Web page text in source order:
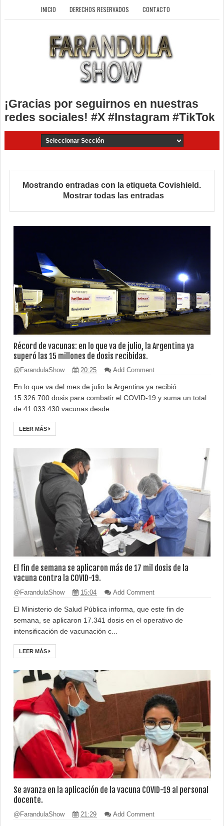
INICIO DERECHOS RESERVADOS CONTACTO
¡Gracias por seguirnos en nuestras
redes sociales! #X #Instagram #TikTok
Mostrando entradas con la etiquetaCovishield .
Mostrar todas las entradas
Récord de vacunas: en lo que va de julio, la Argentina ya
superó las 15 millones de dosis recibidas.
@FarandulaShow 20:25 Add Comment
En lo que va del mes de julio la Argentina ya recibió
15.326.700 dosis para combatir el COVID-19 y suma un total
de 41.033.430 vacunas desde...
LEER MÁS
El fin de semana se aplicaron más de 17 mil dosis de la
vacuna contra la COVID-19.
@FarandulaShow 15:04 Add Comment
El Ministerio de Salud Pública informa, que este fin de
semana, se aplicaron 17.341 dosis en el operativo de
intensificación de vacunación c...
LEER MÁS
Se avanza en la aplicación de la vacuna COVID-19 al personal
docente.
@FarandulaShow 21:29 Add Comment